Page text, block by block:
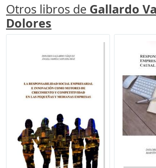
Otros libros de Gallardo
Dolores